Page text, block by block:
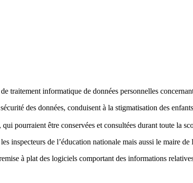
informatique de données personnelles
des données, conduisent à la stigmatisation des
pourraient être conservées et consultées durant toute la
inspecteurs de l’éducation nationale mais aussi le maire de
à plat des logiciels comportant des informations